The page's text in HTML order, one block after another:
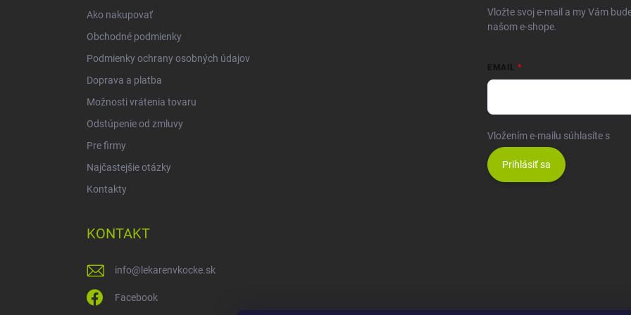
Ako nakupovať
Obchodné podmienky
Podmienky ochrany osobných údajov
Doprava a platba
Možnosti vrátenia tovaru
Odstúpenie od zmluvy
Pre firmy
Najčastejšie otázky
Kontakty
Vložte svoj e-mail a my Vám
našom e-shope.
EMAIL
Vložením e-mailu súhlasíte s
Prihlásiť sa
KONTAKT
info@ lekarenvkocke.sk
Facebook